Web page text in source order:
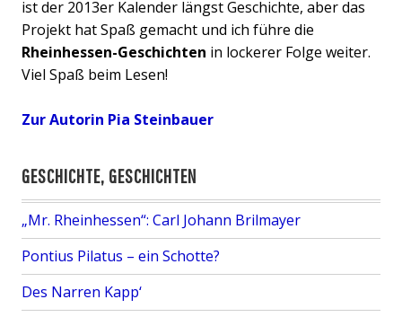
ist der 2013er Kalender längst Geschichte, aber das
Projekt hat Spaß gemacht und ich führe die
Rheinhessen-Geschichten in lockerer Folge weiter.
Viel Spaß beim Lesen!
Zur Autorin Pia Steinbauer
GESCHICHTE, GESCHICHTEN
„Mr. Rheinhessen“: Carl Johann Brilmayer
Pontius Pilatus – ein Schotte?
Des Narren Kapp‘